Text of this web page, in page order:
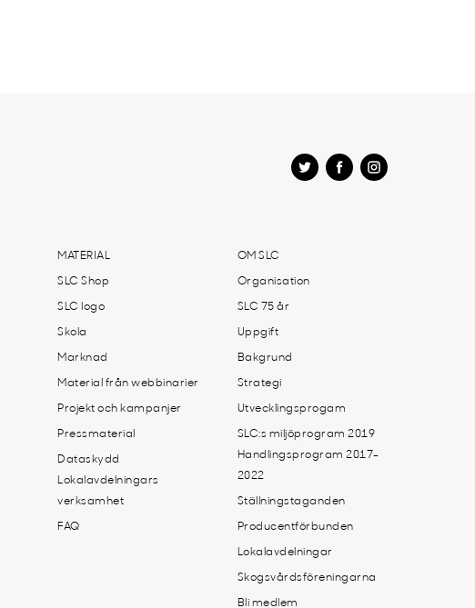
MATERIAL
SLC Shop
SLC logo
Skola
Marknad
Material från webbinarier
Projekt och kampanjer
Pressmaterial
Dataskydd
Lokalavdelningars
verksamhet
FAQ
OM SLC
Organisation
SLC 75 år
Uppgift
Bakgrund
Strategi
Utvecklingsprogam
SLC:s miljöprogram 2019
Handlingsprogram 2017-
2022
Ställningstaganden
Producentförbunden
Lokalavdelningar
Skogsvårdsföreningarna
Bli medlem